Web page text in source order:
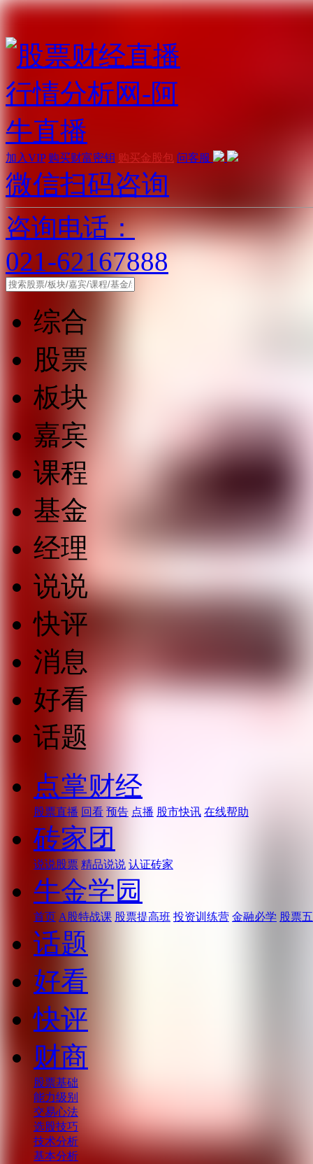
加入VIP 购买财富密钥 购买金股包 问客服
微信扫码咨询
咨询电话：
021-62167888
综合
股票
板块
嘉宾
课程
基金
经理
说说
快评
消息
好看
话题
点掌财经
股票直播 回看 预告 点播 股市快讯 在线帮助
砖家团
说说股票 精品说说 认证砖家
牛金学园
首页 A股特战课 股票提高班 投资训练营 金融必学 股票
话题
好看
快评
财商
股票基础
能力级别
交易心法
选股技巧
技术分析
基本分析